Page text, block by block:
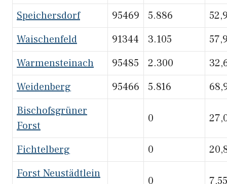
Speichersdorf
95469 5.886
Waischenfeld
91344 3.105
Warmensteinach
95485 2.300
Weidenberg
95466 5.816
Bischofsgrüner
Forst
0
Fichtelberg 0
Forst Neustädtlein
0 7,55